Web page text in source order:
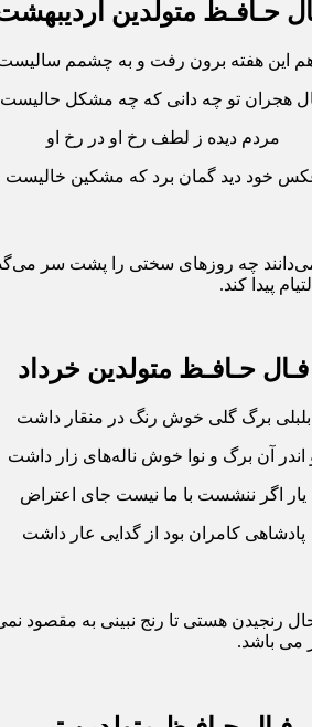
حـافـظ متولدین
این هفته برون رفت و به چشمم
هجران تو چه دانی که چه مشکل حالیست
مردم دیده ز لطف رخ او در رخ او
خود دید گمان برد که مشکین خالیست
چه روزهای سختی را پشت سر
پیدا کند.
فـال حـافـظ متولدین خرداد
بلبلی برگ گلی خوش رنگ در منقار داشت
اندر آن برگ و نوا خوش ناله‌های زار داشت
یار اگر ننشست با ما نیست جای اعتراض
پادشاهی کامران بود از گدایی عار داشت
رنجیدن هستی تا رنج نبینی به مقصود
می باشد.